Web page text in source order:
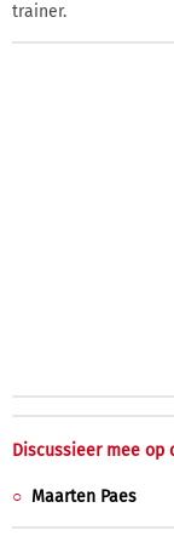
trainer.
Discussieer mee op
Maarten Paes